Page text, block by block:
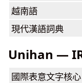
越南語
現代漢語詞典
Unihan —
國際表意文字核心